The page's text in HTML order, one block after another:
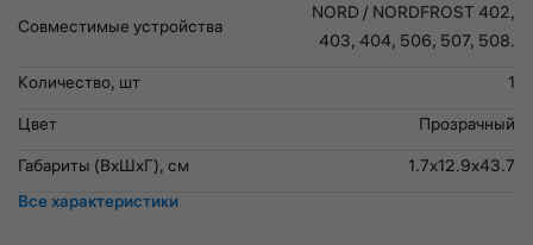
Cовместимыe устройства
NORD / NORDFROST 402,
403, 404, 506, 507, 508.
Количество, шт
1
Цвет
Прозрачный
Габариты (ВхШхГ), см
1.7x12.9x43.7
Все характеристики